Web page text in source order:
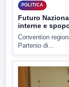
POLITICA
Futuro
interne e
Convention
Partenio di...